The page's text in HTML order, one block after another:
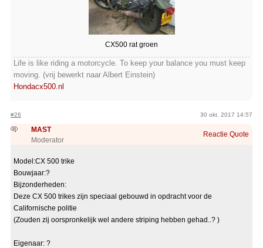
CX500 rat groen
Life is like riding a motorcycle. To keep your balance you must keep
moving. (vrij bewerkt naar Albert Einstein)
Hondacx500.nl
#26 30 okt. 2017 14:57
MAST
Moderator
Reactie Quote
Model:CX 500 trike
Bouwjaar:?
Bijzonderheden:
Deze CX 500 trikes zijn speciaal gebouwd in opdracht voor de
Californische politie
(Zouden zij oorspronkelijk wel andere striping hebben gehad..? )
Eigenaar: ?